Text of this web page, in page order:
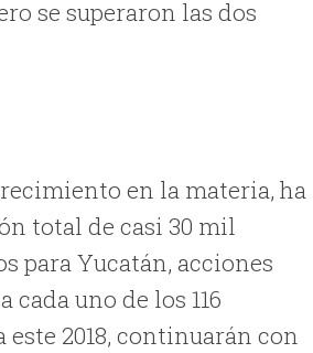
se superaron las dos
en la materia, ha
total de casi 30 mil
para Yucatán, acciones
cada uno de los 116
2018, continuarán con